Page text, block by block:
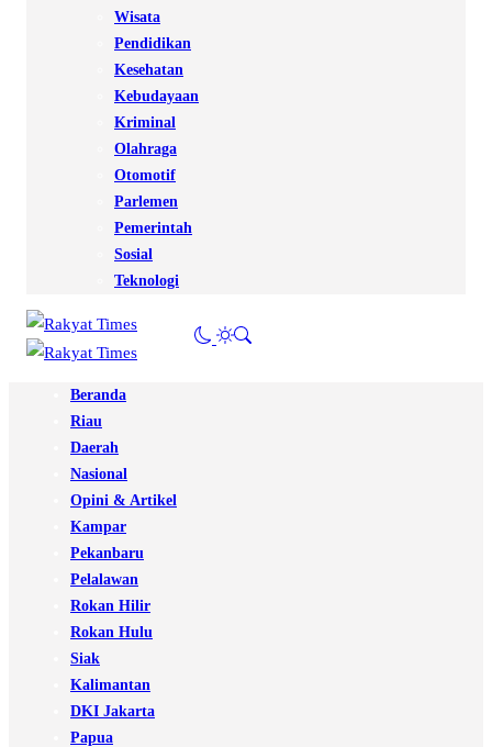
Wisata
Pendidikan
Kesehatan
Kebudayaan
Kriminal
Olahraga
Otomotif
Parlemen
Pemerintah
Sosial
Teknologi
Beranda
Riau
Daerah
Nasional
Opini & Artikel
Kampar
Pekanbaru
Pelalawan
Rokan Hilir
Rokan Hulu
Siak
Kalimantan
DKI Jakarta
Papua